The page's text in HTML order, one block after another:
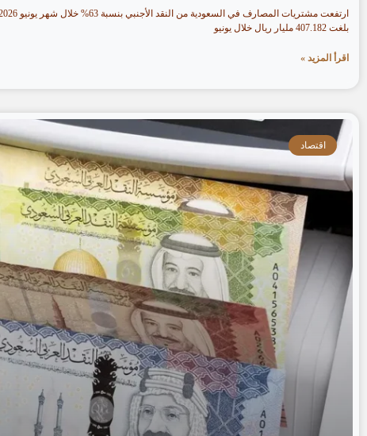
بلغت 407.182 مليار ريال خلال يونيو
اقرأ المزيد »
اقتصاد